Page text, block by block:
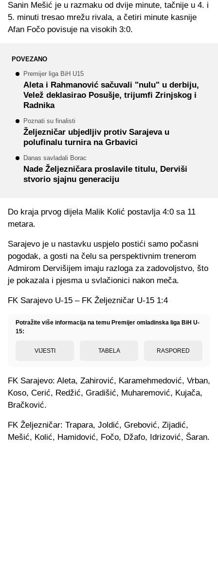
Sanin Mešić je u razmaku od dvije minute, tačnije u 4. i
5. minuti tresao mrežu rivala, a četiri minute kasnije
Afan Fočo povisuje na visokih 3:0.
POVEZANO
Premijer liga BiH U15
Aleta i Rahmanović sačuvali "nulu" u derbiju,
Velež deklasirao Posušje, trijumfi Zrinjskog i
Radnika
Poznati su finalisti
Željezničar ubjedljiv protiv Sarajeva u
polufinalu turnira na Grbavici
Danas savladali Borac
Nade Željezničara proslavile titulu, Derviši
stvorio sjajnu generaciju
Do kraja prvog dijela Malik Kolić postavlja 4:0 sa 11
metara.
Sarajevo je u nastavku uspjelo postići samo počasni
pogodak, a gosti na čelu sa perspektivnim trenerom
Admirom Dervišijem imaju razloga za zadovoljstvo, što
je pokazala i pjesma u svlačionici nakon meča.
FK Sarajevo U-15 – FK Željezničar U-15 1:4
Potražite više informacija na temu Premijer omladinska liga BiH U-
15:
VIJESTI TABELA RASPORED
FK Sarajevo: Aleta, Zahirović, Karamehmedović, Vrban,
Koso, Cerić, Redžić, Gradišić, Muharemović, Kujača,
Bračković.
FK Željezničar: Trapara, Joldić, Grebović, Zijadić,
Mešić, Kolić, Hamidović, Fočo, Džafo, Idrizović, Šaran.